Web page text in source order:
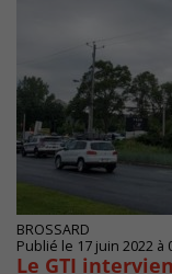
BROSSARD
Publié le 17 juin 2022 à
Le GTI